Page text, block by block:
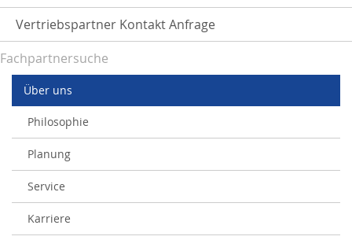
Vertriebspartner Kontakt Anfrage
Fachpartnersuche
Über uns
Philosophie
Planung
Service
Karriere